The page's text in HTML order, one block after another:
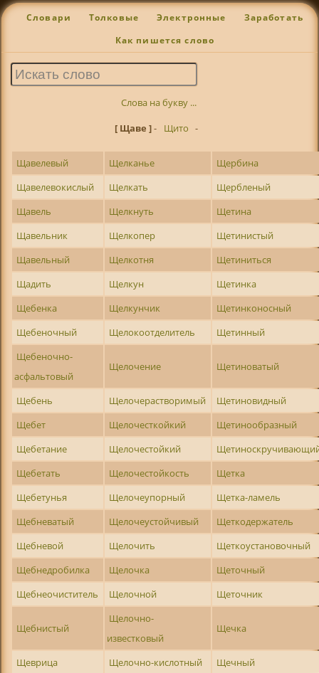
Словари Толковые Электронные Заработать
Как пишется слово
Слова на букву ...
[ Щаве ]- Щито -
Щавелевый Щелканье
Щербина
Щавелевокислый
Щелкать
Щербленый
Щавель
Щелкнуть
Щетина
Щавельник
Щелкопер
Щетинистый
Щавельный
Щелкотня
Щетиниться
Щадить
Щелкун
Щетинка
Щебенка
Щелкунчик
Щетинконосный
Щебеночный
Щелокоотделитель
Щетинный
Щебеночно-
асфальтовый
Щелочение Щетиноватый
Щебень Щелочерастворимый
Щетиновидный
Щебет
Щелочесткойкий
Щетинообразный
Щебетание
Щелочестойкий
Щебетать
Щелочестойкость
Щетка
Щебетунья
Щелочеупорный
Щетка-ламель
Щебневатый
Щелочеустойчивый
Щеткодержатель
Щебневой
Щелочить
Щеткоустановочный
Щебнедробилка
Щелочка
Щеточный
Щебнеочиститель
Щелочной Щеточник
Щебнистый
Щелочно-
известковый
Щечка
Щеврица Щелочно-кислотный
Щечный